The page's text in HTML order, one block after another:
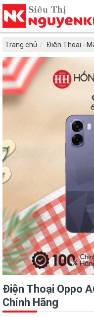
Trang chủ Điện Thoại -
Điện Thoại Oppo
Chính Hãng